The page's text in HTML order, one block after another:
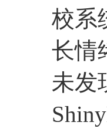
校系
长情
未发